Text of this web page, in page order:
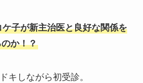
子が新主治医と良好な関係を
か！？
キしながら初受診。